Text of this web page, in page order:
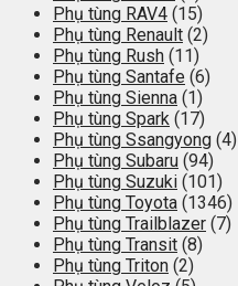
Phụ tùng RAV4 (15)
Phụ tùng Renault (2)
Phụ tùng Rush (11)
Phụ tùng Santafe (6)
Phụ tùng Sienna (1)
Phụ tùng Spark (17)
Phụ tùng Ssangyong (4)
Phụ tùng Subaru (94)
Phụ tùng Suzuki (101)
Phụ tùng Toyota (1346)
Phụ tùng Trailblazer (7)
Phụ tùng Transit (8)
Phụ tùng Triton (2)